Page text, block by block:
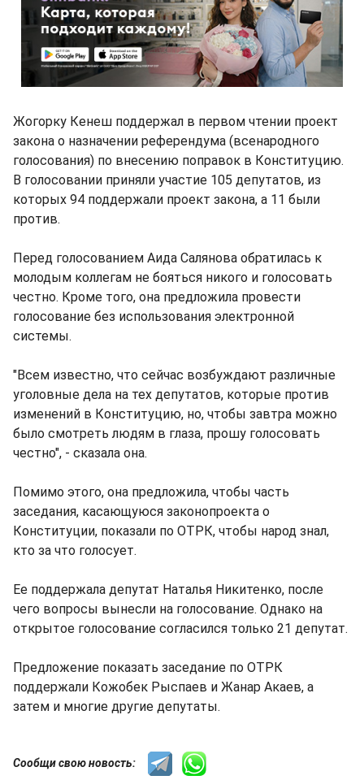
Жогорку Кенеш поддержал в первом чтении проект
закона о назначении референдума (всенародного
голосования) по внесению поправок в Конституцию.
В голосовании приняли участие 105 депутатов, из
которых 94 поддержали проект закона, а 11 были
против.
Перед голосованием Аида Салянова обратилась к
молодым коллегам не бояться никого и голосовать
честно. Кроме того, она предложила провести
голосование без использования электронной
системы.
"Всем известно, что сейчас возбуждают различные
уголовные дела на тех депутатов, которые против
изменений в Конституцию, но, чтобы завтра можно
было смотреть людям в глаза, прошу голосовать
честно", - сказала она.
Помимо этого, она предложила, чтобы часть
заседания, касающуюся законопроекта о
Конституции, показали по ОТРК, чтобы народ знал,
кто за что голосует.
Ее поддержала депутат Наталья Никитенко, после
чего вопросы вынесли на голосование. Однако на
открытое голосование согласился только 21 депутат.
Предложение показать заседание по ОТРК
поддержали Кожобек Рыспаев и Жанар Акаев, а
затем и многие другие депутаты.
Сообщи свою новость: